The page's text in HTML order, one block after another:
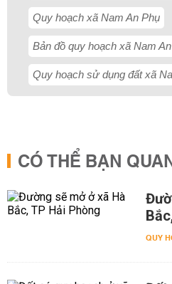
Quy hoạch xã Nam An Phụ
Bản đồ quy hoạch xã Nam
Quy hoạch sử dụng đất xã
CÓ THỂ BẠN
QUY